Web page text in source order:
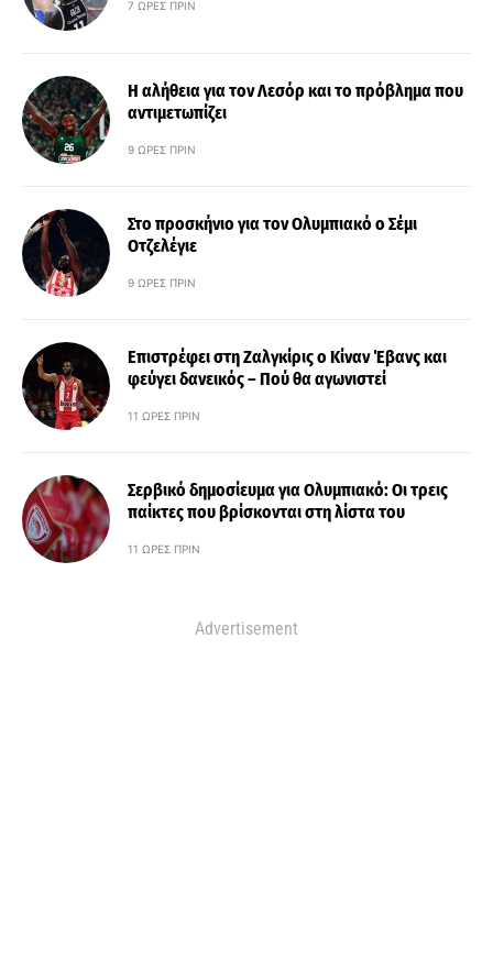
7 ΏΡΕΣ ΠΡΙΝ
Η αλήθεια για τον Λεσόρ και το πρόβλημα που
αντιμετωπίζει
9 ΏΡΕΣ ΠΡΙΝ
Στο προσκήνιο για τον Ολυμπιακό ο Σέμι
Οτζελέγιε
9 ΏΡΕΣ ΠΡΙΝ
Επιστρέφει στη Ζαλγκίρις ο Κίναν Έβανς και
φεύγει δανεικός – Πού θα αγωνιστεί
11 ΏΡΕΣ ΠΡΙΝ
Σερβικό δημοσίευμα για Ολυμπιακό: Οι τρεις
παίκτες που βρίσκονται στη λίστα του
11 ΏΡΕΣ ΠΡΙΝ
Advertisement